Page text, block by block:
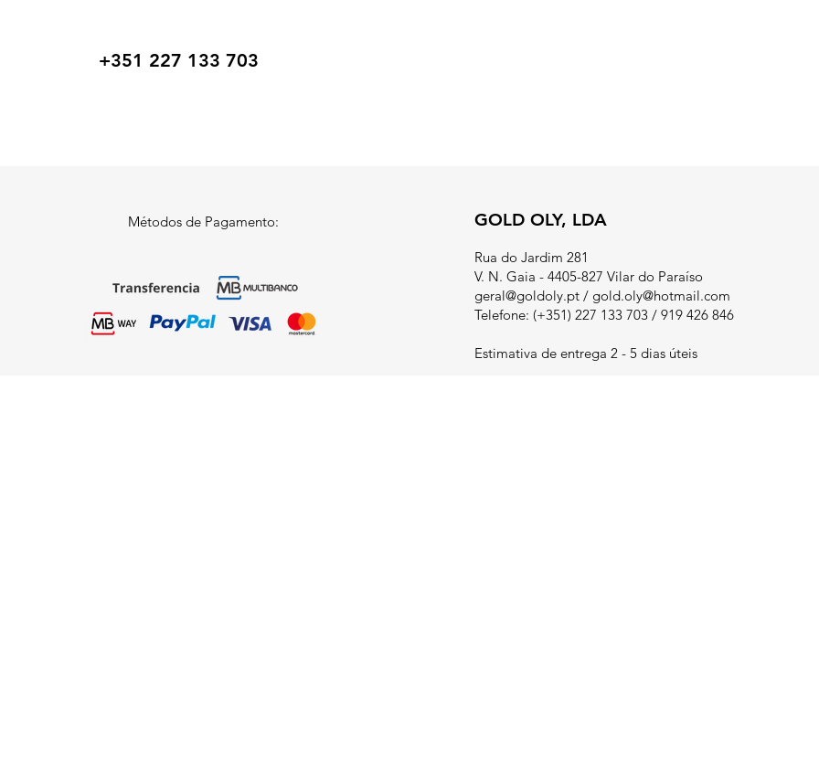
+351 227 133 703
Métodos de Pagamento: GOLD OLY, LDA
Rua do Jardim 281
V. N. Gaia - 4405-827 Vilar do Paraíso
geral@goldoly.pt/ gold.oly@hotmail.com
Telefone: (+351) 227 133 703 / 919 426 846
Estimativa de entrega 2 - 5 dias úteis